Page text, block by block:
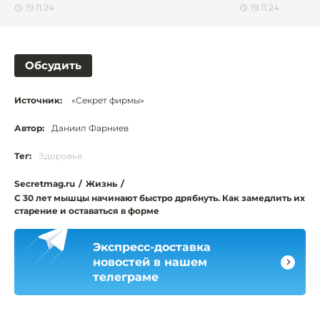
19.11.24 19.11.24
Обсудить
Источник: «Секрет фирмы»
Автор: Даниил Фарниев
Тег: Здоровье
Secretmag.ru / Жизнь /
С 30 лет мышцы начинают быстро дрябнуть. Как замедлить их
старение и оставаться в форме
Экспресс-доставка
новостей в нашем
телеграме